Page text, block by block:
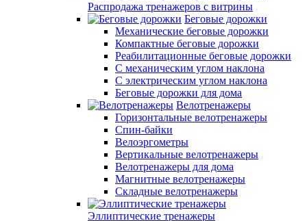
Распродажа тренажеров с витрины
Беговые дорожки
Механические беговые дорожки
Компактные беговые дорожки
Реабилитационные беговые дорожки
С механическим углом наклона
С электрическим углом наклона
Беговые дорожки для дома
Велотренажеры
Горизонтальные велотренажеры
Спин-байки
Велоэргометры
Вертикальные велотренажеры
Велотренажеры для дома
Магнитные велотренажеры
Складные велотренажеры
Эллиптические тренажеры